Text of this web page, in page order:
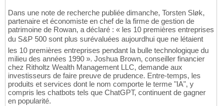
Dans une note de recherche publiée dimanche, Torsten Sløk,
partenaire et économiste en chef de la firme de gestion de
patrimoine de Rowan, a déclaré : « les 10 premières entreprises
du S&P 500 sont plus surévaluées aujourdhui que ne létaient
les 10 premières entreprises pendant la bulle technologique du
milieu des années 1990 ». Joshua Brown, conseiller financier
chez Ritholtz Wealth Management LLC, demande aux
investisseurs de faire preuve de prudence. Entre-temps, les
produits et services dont le nom comporte le terme "IA", y
compris les chatbots tels que ChatGPT, continuent de gagner
en popularité.